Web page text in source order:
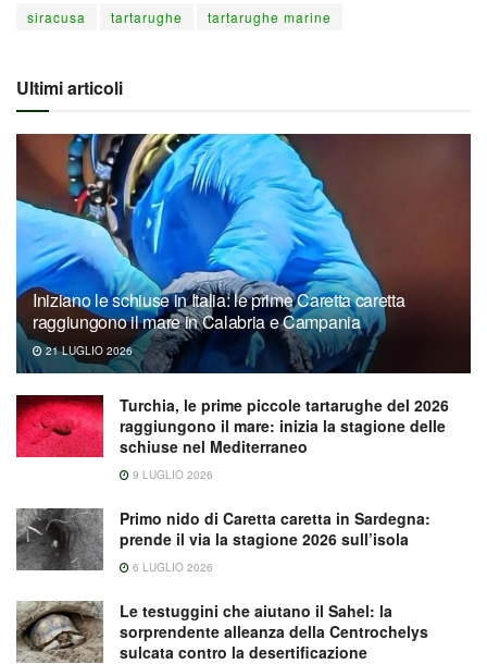
siracusa
tartarughe tartarughe marine
Ultimi articoli
Iniziano le schiuse in Italia: le prime Caretta caretta
raggiungono il mare in Calabria e Campania
21 LUGLIO 2026
Turchia, le prime piccole tartarughe del 2026
raggiungono il mare: inizia la stagione delle
schiuse nel Mediterraneo
9 LUGLIO 2026
Primo nido di Caretta caretta in Sardegna:
prende il via la stagione 2026 sull’isola
6 LUGLIO 2026
Le testuggini che aiutano il Sahel: la
sorprendente alleanza della Centrochelys
sulcata contro la desertificazione